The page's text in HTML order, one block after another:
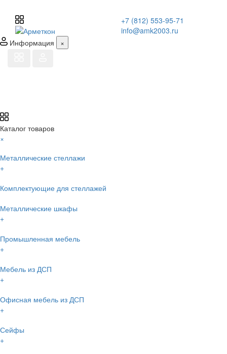
+7 (812) 553-95-71
info@amk2003.ru
Информация
×
Каталог товаров
×
Металлические стеллажи
+
Комплектующие для стеллажей
Металлические шкафы
+
Промышленная мебель
+
Мебель из ДСП
+
Офисная мебель из ДСП
+
Сейфы
+